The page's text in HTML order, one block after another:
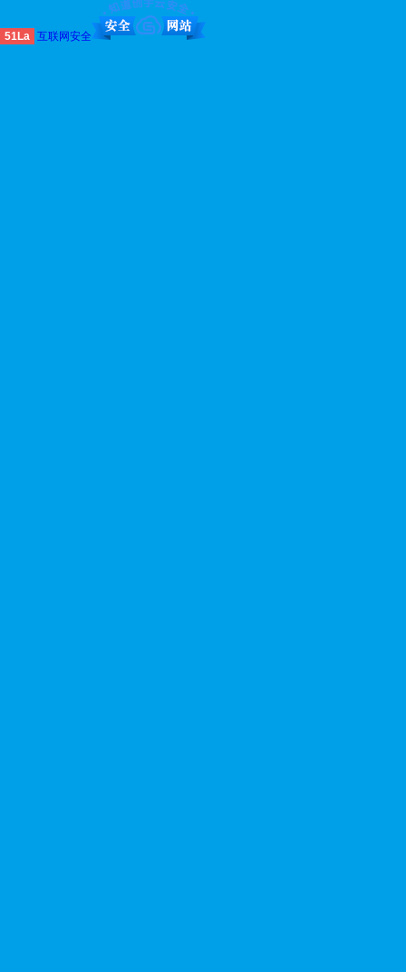
51La 互联网安全